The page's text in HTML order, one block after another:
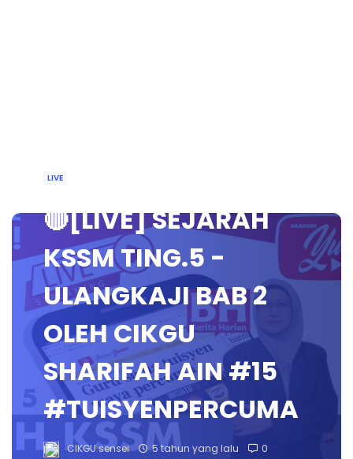
LIVE
🔴[LIVE] SEJARAH
KSSM TING.5 -
ULANGKAJI BAB 2
OLEH CIKGU
SHARIFAH AIN #15
#TUISYENPERCUMA
CIKGU sensei 5 tahun yang lalu 0